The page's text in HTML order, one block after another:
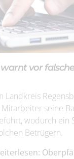
vor
Landkreis
seine
wodurch
Betrügern.